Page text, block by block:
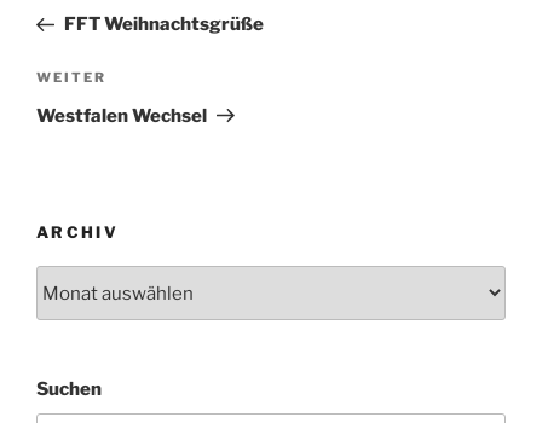
Beitrag
FFT Weihnachtsgrüße
Nächster
Beitrag
WEITER
Westfalen Wechsel
ARCHIV
Suchen